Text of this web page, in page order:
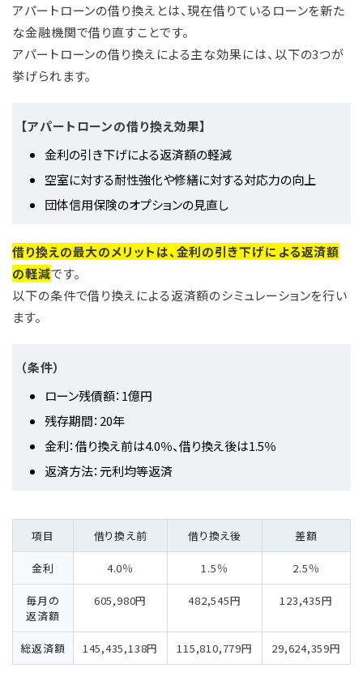
アパートローンの借り換えとは、現在借りているローンを新た
な金融機関で借り直すことです。
アパートローンの借り換えによる主な効果には、以下の3つが
挙げられます。
【アパートローンの借り換え効果】
金利の引き下げによる返済額の軽減
空室に対する耐性強化や修繕に対する対応力の向上
団体信用保険のオプションの見直し
借り換えの最大のメリットは、金利の引き下げによる返済額
の軽減です。
以下の条件で借り換えによる返済額のシミュレーションを行い
ます。
（条件）
ローン残債額：1億円
残存期間：20年
金利：借り換え前は4.0％、借り換え後は1.5％
返済方法：元利均等返済
項目 借り換え前 借り換え後 差額
金利 4.0％ 1.5％ 2.5％
毎月の
返済額
605,980円 482,545円 123,435円
総返済額 145,435,138円 115,810,779円 29,624,359円